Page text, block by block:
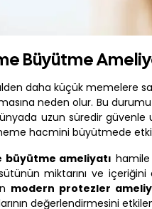
Büyütme
daha küçük memelere
neden olur. Bu
uzun süredir güvenle
hacmini büyütmede
büyütme ameliyatı
miktarını ve içeriğini
modern protezler
değerlendirmesini